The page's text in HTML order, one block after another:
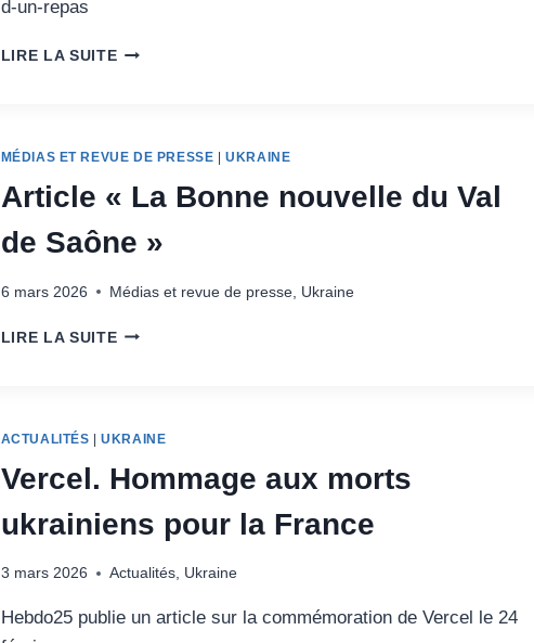
d-un-repas
LIRE LA SUITEARTICLE
MÉDIAS ET REVUE DE PRESSE |UKRAINE
Article « La Bonne nouvelle du Val
de Saône »
6 mars 2026 Médias et revue de presse, Ukraine
LIRE LA SUITEARTICLE
VAL
DE
SAÔNE »
ACTUALITÉS |UKRAINE
Vercel. Hommage aux morts
ukrainiens pour la France
3 mars 2026 Actualités, Ukraine
Hebdo25 publie un article sur la commémoration de Vercel le 24